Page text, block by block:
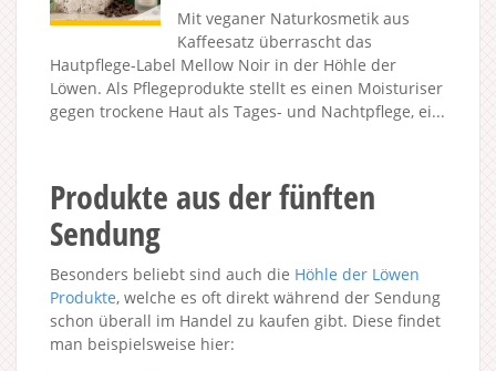
Mit veganer Naturkosmetik aus
Kaffeesatz überrascht das
Hautpflege-Label Mellow Noir in der Höhle der
Löwen. Als Pflegeprodukte stellt es einen Moisturiser
gegen trockene Haut als Tages- und Nachtpflege, ei...
Produkte aus der fünften
Sendung
Besonders beliebt sind auch die Höhle der Löwen
Produkte, welche es oft direkt während der Sendung
schon überall im Handel zu kaufen gibt. Diese findet
man beispielsweise hier: